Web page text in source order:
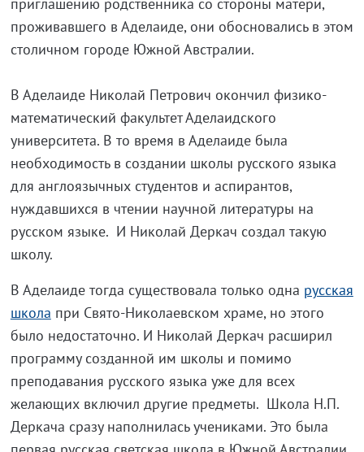
проживавшего в Аделаиде, они обосновались в этом
столичном городе Южной Австралии.
В Аделаиде Николай Петрович окончил физико-
математический факультет Аделаидского
университета. В то время в Аделаиде была
необходимость в создании школы русского языка
для англоязычных студентов и аспирантов,
нуждавшихся в чтении научной литературы на
русском языке. И Николай Деркач создал такую
школу.
В Аделаиде тогда существовала только одна русская
школа при Свято-Николаевском храме, но этого
было недостаточно. И Николай Деркач расширил
программу созданной им школы и помимо
преподавания русского языка уже для всех
желающих включил другие предметы. Школа Н.П.
Деркача сразу наполнилась учениками. Это была